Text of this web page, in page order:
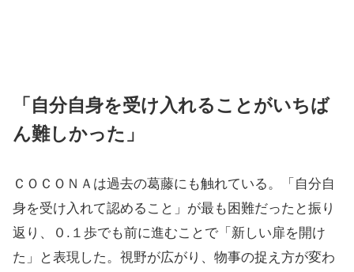
「自分自身を受け入れることがいちば
ん難しかった」
ＣＯＣＯＮＡは過去の葛藤にも触れている。「自分自
身を受け入れて認めること」が最も困難だったと振り
返り、０.１歩でも前に進むことで「新しい扉を開け
た」と表現した。視野が広がり、物事の捉え方が変わ